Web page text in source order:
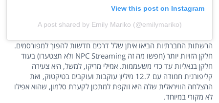
View this post on Instagram
A post shared by Emily Mariko (@emilymariko)
הרשתות החברתיות הביאו איתן שלל דרכים חדשות להפוך למפורסמים.
חלקן הזויות יותר (חפשו מה זה NPC Streaming ולא תצטערו) בעוד
חלקן בנאליות עד כדי משעממות. אמילי מריקו, למשל, היא צעירה
קליפורנית חמודה עם 12.7 מיליון עוקבות ועוקבים בטיקטוק, ואת
ההצלחה הוויראלית שלה היא זוקפת למתכון לקערת סלמון, שהוא אפילו
לא מקורי במיוחד.